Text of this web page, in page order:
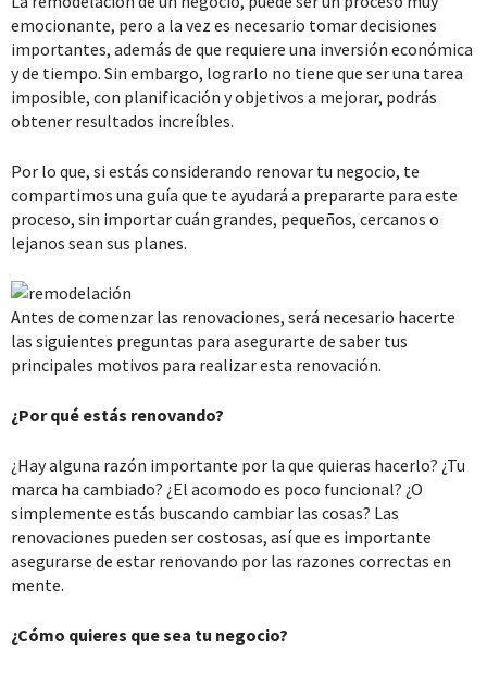
emocionante, pero a la vez es necesario tomar decisiones
importantes, además de que requiere una inversión económica
y de tiempo. Sin embargo, lograrlo no tiene que ser una tarea
imposible, con planificación y objetivos a mejorar, podrás
obtener resultados increíbles.
Por lo que, si estás considerando renovar tu negocio, te
compartimos una guía que te ayudará a prepararte para este
proceso, sin importar cuán grandes, pequeños, cercanos o
lejanos sean sus planes.
Antes de comenzar las renovaciones, será necesario hacerte
las siguientes preguntas para asegurarte de saber tus
principales motivos para realizar esta renovación.
¿Por qué estás renovando?
¿Hay alguna razón importante por la que quieras hacerlo? ¿Tu
marca ha cambiado? ¿El acomodo es poco funcional? ¿O
simplemente estás buscando cambiar las cosas? Las
renovaciones pueden ser costosas, así que es importante
asegurarse de estar renovando por las razones correctas en
mente.
¿Cómo quieres que sea tu negocio?